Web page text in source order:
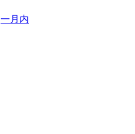
一月内